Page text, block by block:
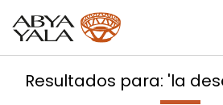
Resultados para: 'la